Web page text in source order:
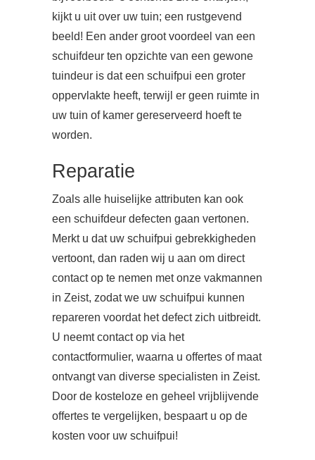
kijkt u uit over uw tuin; een rustgevend
beeld! Een ander groot voordeel van een
schuifdeur ten opzichte van een gewone
tuindeur is dat een schuifpui een groter
oppervlakte heeft, terwijl er geen ruimte in
uw tuin of kamer gereserveerd hoeft te
worden.
Reparatie
Zoals alle huiselijke attributen kan ook
een schuifdeur defecten gaan vertonen.
Merkt u dat uw schuifpui gebrekkigheden
vertoont, dan raden wij u aan om direct
contact op te nemen met onze vakmannen
in Zeist, zodat we uw schuifpui kunnen
repareren voordat het defect zich uitbreidt.
U neemt contact op via het
contactformulier, waarna u offertes of maat
ontvangt van diverse specialisten in Zeist.
Door de kosteloze en geheel vrijblijvende
offertes te vergelijken, bespaart u op de
kosten voor uw schuifpui!